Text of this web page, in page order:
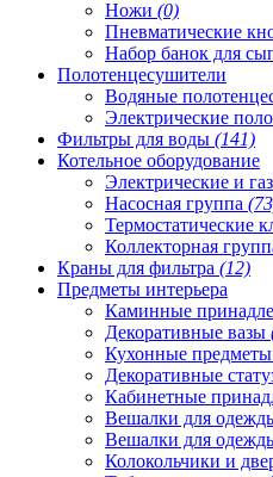
Ножи (0)
Пневматические
Набор банок для
Полотенцесушители
Водяные
Электрические
Фильтры для воды (141)
Котельное оборудование
Электрические и
Насосная группа
Термостатические
Коллекторная
Краны для фильтра (12)
Предметы интерьера
Каминные
Декоративные вазы
Кухонные предметы
Декоративные
Кабинетные
Вешалки для
Вешалки для
Колокольчики и